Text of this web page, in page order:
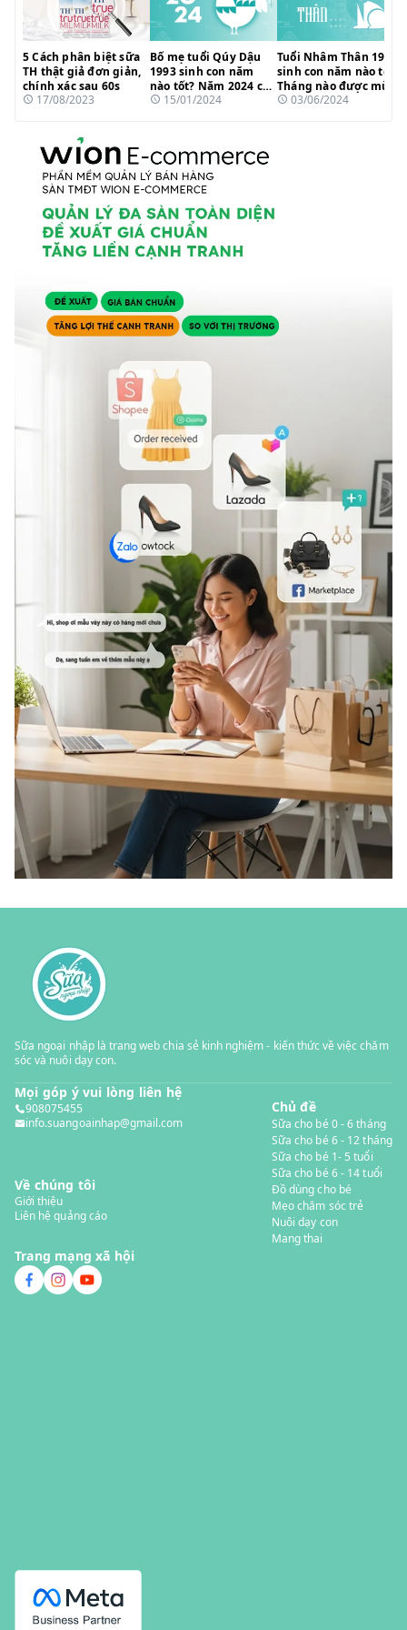
5 Cách phân biệt sữa
TH thật giả đơn giản,
chính xác sau 60s
17/08/2023
Bố mẹ tuổi Qúy Dậu
1993 sinh con năm
nào tốt? Năm 2024 có
hợp tuổi?
15/01/2024
Tuổi Nhâm Thân 1992
sinh con năm nào tốt?
Tháng nào được mùa
sinh?03/06/2024
Sữa ngoại nhập là trang web chia sẻ kinh nghiệm - kiến thức về việc chăm
sóc và nuôi dạy con.
Mọi góp ý vui lòng liên hệ
908075455
info.suangoainhap@gmail.com
Về chúng tôi
Giới thiệu
Liên hệ quảng cáo
Trang mạng xã hội
Chủ đề
Sữa cho bé 0 - 6 tháng
Sữa cho bé 6 - 12 tháng
Sữa cho bé 1- 5 tuổi
Sữa cho bé 6 - 14 tuổi
Đồ dùng cho bé
Mẹo chăm sóc trẻ
Nuôi dạy con
Mang thai